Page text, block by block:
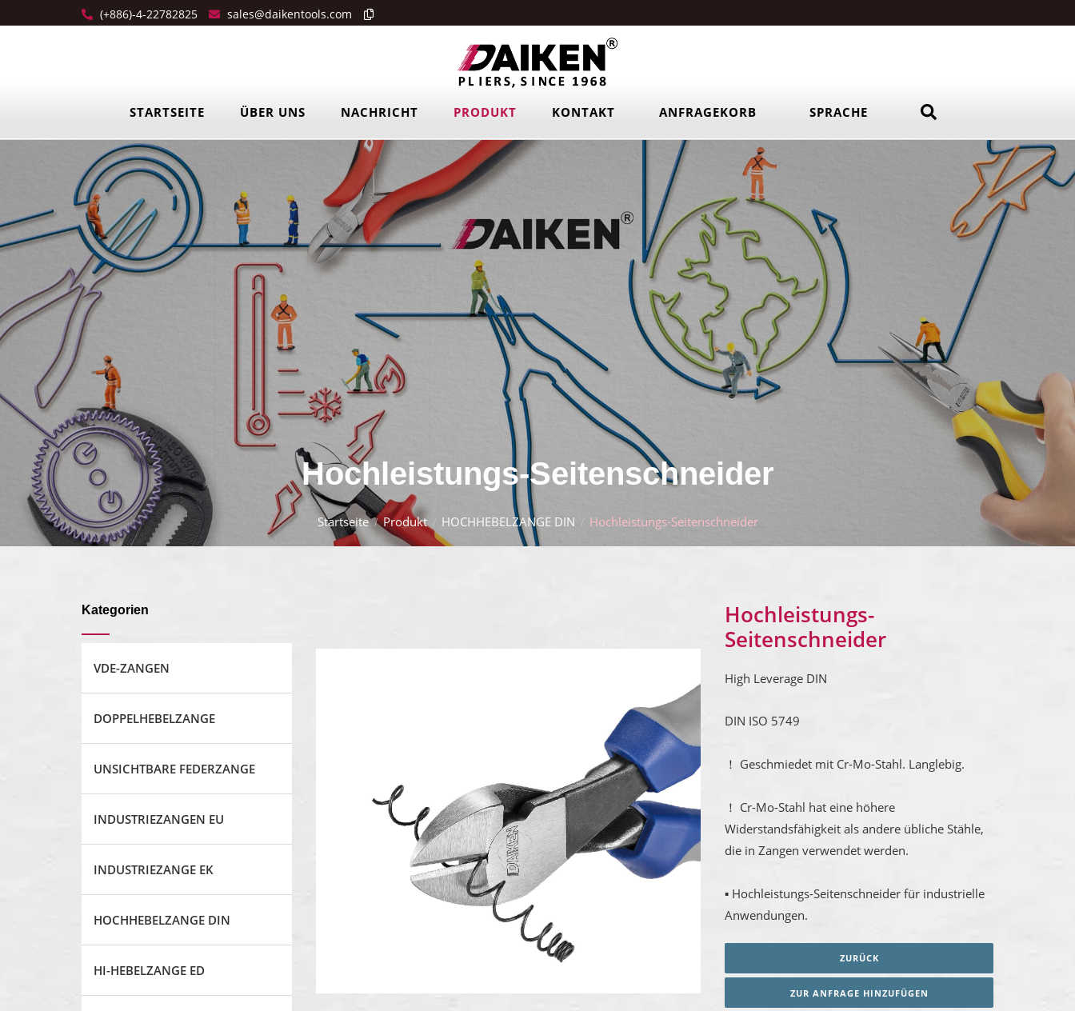
(+886)-4-22782825 sales@daikentools.com
STARTSEITE ÜBER UNS NACHRICHT PRODUKT KONTAKT ANFRAGEKORB SPRACHE
Hochleistungs-Seitenschneider
Startseite Produkt HOCHHEBELZANGE DIN Hochleistungs-Seitenschneider
Kategorien
VDE-ZANGEN
DOPPELHEBELZANGE
UNSICHTBARE FEDERZANGE
INDUSTRIEZANGEN EU
INDUSTRIEZANGE EK
HOCHHEBELZANGE DIN
HI-HEBELZANGE ED
Hochleistungs-
Seitenschneider
High Leverage DIN
DIN ISO 5749
！ Geschmiedet mit Cr-Mo-Stahl. Langlebig.
！ Cr-Mo-Stahl hat eine höhere
Widerstandsfähigkeit als andere übliche Stähle,
die in Zangen verwendet werden.
▪ Hochleistungs-Seitenschneider für industrielle
Anwendungen.
ZURÜCK
ZUR ANFRAGE HINZUFÜGEN